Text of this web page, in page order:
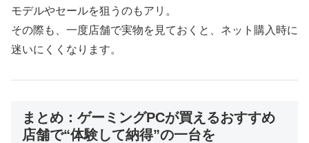
モデルやセールを狙うのもアリ。
その際も、一度店舗で実物を見ておくと、ネット購入時に
迷いにくくなります。
まとめ：ゲーミングPCが買えるおすすめ
店舗で“体験して納得”の一台を